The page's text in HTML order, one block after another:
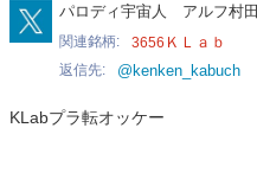
AlfMurata
パロディ宇宙人 アルフ村田
関連銘柄
3656 ＫＬａｂ
返信先 @kenken_kabuch
KLabプラ転オッケー